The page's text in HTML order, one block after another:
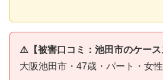
⚠️【被害口コミ：池田市のケース
大阪池田市・47歳・パート・女性